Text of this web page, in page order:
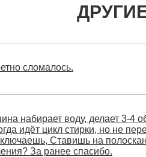
сломалось.
набирает воду, делает 3-4
идёт цикл стирки, но не
Ставишь на
За ранее спасибо.